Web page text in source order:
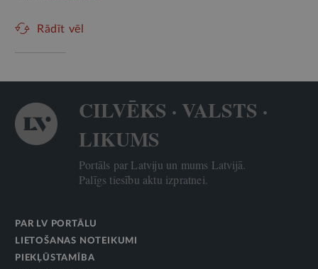
Rādīt vēl
CILVĒKS · VALSTS ·
LIKUMS
Portāls par Latviju un mums Latvijā.
Palīgs tiesību aktu izpratnei.
PAR LV PORTĀLU
LIETOŠANAS NOTEIKUMI
PIEKĻŪSTAMĪBA